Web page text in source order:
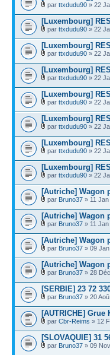
par ttxdudu90 » 22
[Luxembourg]
par ttxdudu90 » 22
[Luxembourg]
par ttxdudu90 » 22
[Luxembourg]
par ttxdudu90 » 22
[Luxembourg]
par ttxdudu90 » 22
[Luxembourg]
par ttxdudu90 » 22
[Luxembourg]
par ttxdudu90 » 22
[Luxembourg]
par ttxdudu90 » 22
[Autriche] Wagon
par Bruno37 » 11 Jan
[Autriche] Wagon
par Bruno37 » 11
[Autriche] Wagon
par Bruno37 » 09
[Autriche] Wagon
par Bruno37 » 28
[SERBIE] 23 72
par Bruno37 » 20
[AUTRICHE] Grue
par Cbr-Reims » 12
[SLOVAQUIE] 31
par Bruno37 » 09